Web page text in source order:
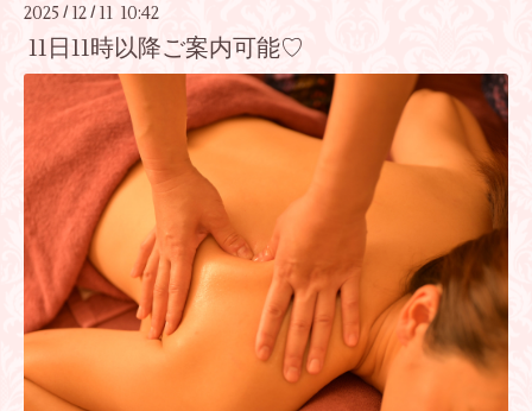
2025 / 12 / 11 10:42
11日11時以降ご案内可能♡